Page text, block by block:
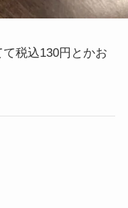
税込130円とかお